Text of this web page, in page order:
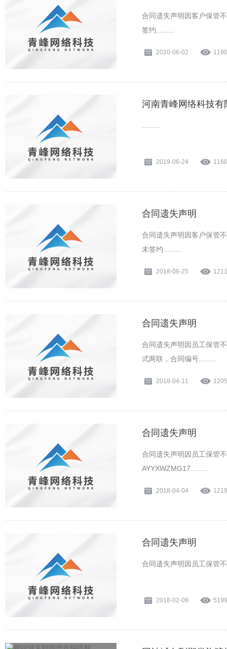
合同遗失声明因客户保管
签约.........
2020-06-02
河南青峰网络科技
2019-06-24
合同遗失声明
合同遗失声明因客户保管
未签约.........
2018-08-25
合同遗失声明
合同遗失声明因员工保管
式两联，合同编号.........
2018-04-11
合同遗失声明
合同遗失声明因员工保管
AYYXWZMG17.........
2018-04-04
合同遗失声明
合同遗失声明因员工保管
2018-02-09